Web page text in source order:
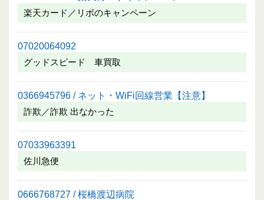
楽天カード／リボのキャンペーン
07020064092
グッドスピード 車買取
0366945796 / ネット・WiFi回線営業【注意】
詐欺／詐欺 出なかった
07033963391
佐川急便
0666768727 / 桜橋渡辺病院